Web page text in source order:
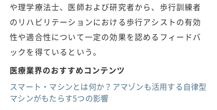
や理学療法士、医師および研究者から、歩行訓練者
のリハビリテーションにおける歩行アシストの有効
性や適合性について一定の効果を認めるフィードバ
ックを得ているという。
医療業界のおすすめコンテンツ
スマート・マシンとは何か？アマゾンも活用する自律型
マシンがもたらす5つの影響